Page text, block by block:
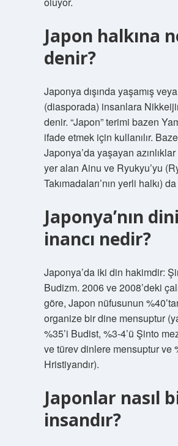
Japon halkına
denir?
Japonya dışında yaşamış
(diasporada) insanlara
denir. “Japon” terimi bazen
ifade etmek için kullanılır.
Japonya’da yaşayan
yer alan Ainu ve Ryukyu’yu
Takımadaları’nın yerli halkı)
Japonya’nın dini
inancı nedir?
Japonya’da iki din hakimdir:
Budizm. 2006 ve 2008’deki
göre, Japon nüfusunun
organize bir dine mensuptur
%35’i Budist, %3-4’ü Şinto
ve türev dinlere mensuptur ve
Hristiyandır).
Japonlar nasıl
insandır?